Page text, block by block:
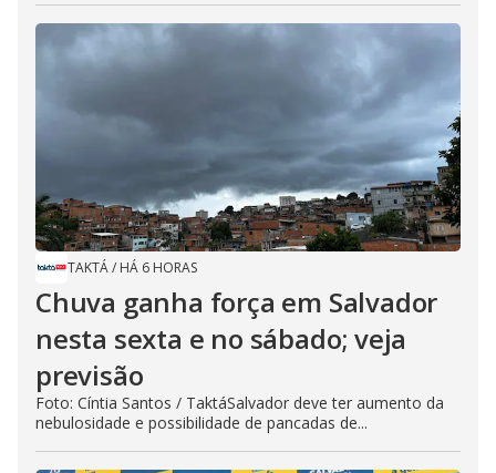
TAKTÁ/ HÁ 6 HORAS
Chuva ganha força em Salvador
nesta sexta e no sábado; veja
previsão
Foto: Cíntia Santos / TaktáSalvador deve ter aumento da
nebulosidade e possibilidade de pancadas de...